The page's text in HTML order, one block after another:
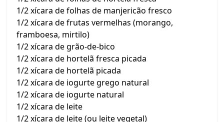
1/2 xícara de folhas de manjericão fresco
1/2 xícara de frutas vermelhas (morango,
framboesa, mirtilo)
1/2 xícara de grão-de-bico
1/2 xícara de hortelã fresca picada
1/2 xícara de hortelã picada
1/2 xícara de iogurte grego natural
1/2 xícara de iogurte natural
1/2 xícara de leite
1/2 xícara de leite (ou leite vegetal)